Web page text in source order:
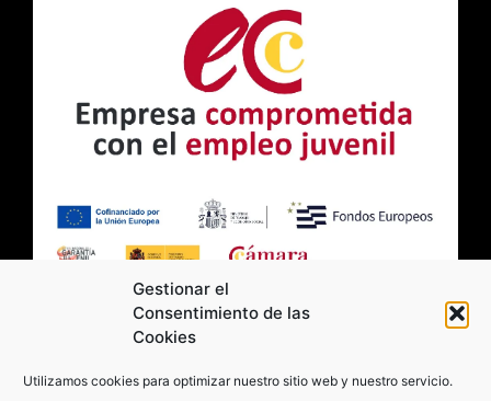
Gestionar el
Consentimiento de las
Cookies
Utilizamos cookies para optimizar nuestro sitio web y nuestro servicio.
2026 Moviltick technologies. Todos los